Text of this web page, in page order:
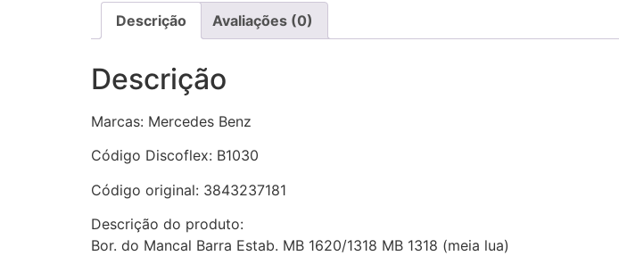
Descrição Avaliações (0)
Descrição
Marcas: Mercedes Benz
Código Discoflex: B1030
Código original: 3843237181
Descrição do produto:
Bor. do Mancal Barra Estab. MB 1620/1318 MB 1318 (meia lua)